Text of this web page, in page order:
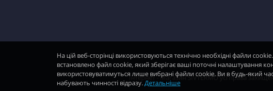
Інтернет - Магазин SIVTERMO усі права
На цій веб-сторінці використовуються технічно необхідні файли
встановлено файл cookie, який зберігає ваші поточні налаштування
використовуватимуться лише вибрані файли cookie. Ви в будь-який
набувають чинності відразу.Детальніше